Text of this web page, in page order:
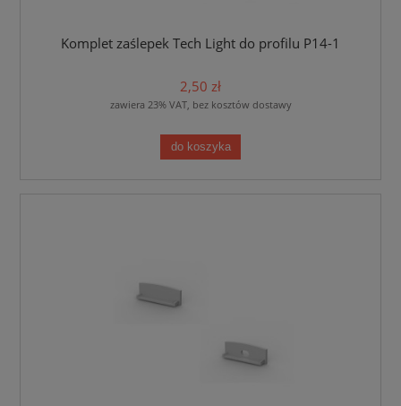
Komplet zaślepek Tech Light do profilu P14-1
2,50 zł
zawiera 23% VAT, bez kosztów dostawy
do koszyka